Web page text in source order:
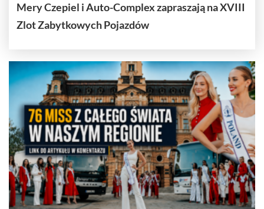
Mery Czepiel i Auto-Complex zapraszają na XVIII
Zlot Zabytkowych Pojazdów